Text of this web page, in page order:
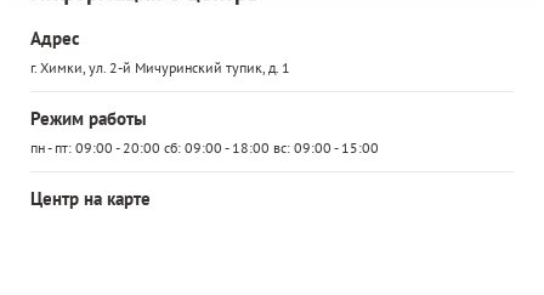
Адрес
г. Химки, ул. 2-й Мичуринский тупик, д. 1
Режим работы
пн - пт: 09:00 - 20:00 сб: 09:00 - 18:00 вс: 09:00 - 15:00
Центр на карте